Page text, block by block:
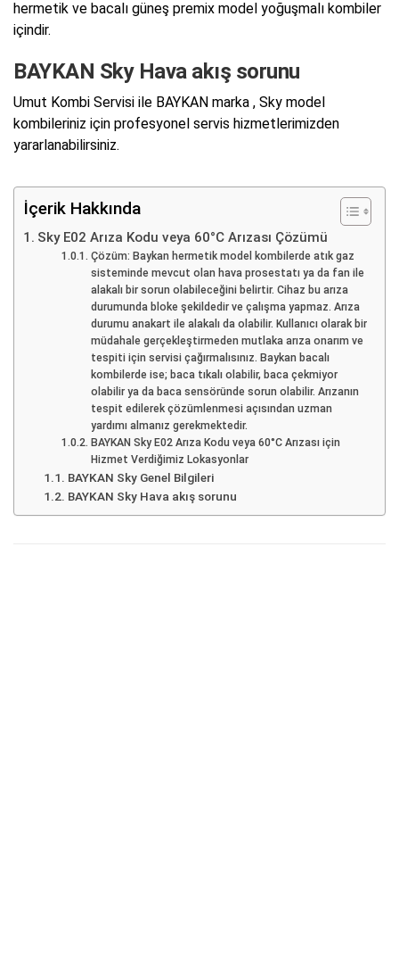
hermetik ve bacalı güneş premix model yoğuşmalı kombiler
içindir.
BAYKAN Sky Hava akış sorunu
Umut Kombi Servisi ile BAYKAN marka , Sky model
kombileriniz için profesyonel servis hizmetlerimizden
yararlanabilirsiniz.
İçerik Hakkında
Sky E02 Arıza Kodu veya 60°C Arızası Çözümü
Çözüm: Baykan hermetik model kombilerde atık gaz
sisteminde mevcut olan hava prosestatı ya da fan ile
alakalı bir sorun olabileceğini belirtir. Cihaz bu arıza
durumunda bloke şekildedir ve çalışma yapmaz. Arıza
durumu anakart ile alakalı da olabilir. Kullanıcı olarak bir
müdahale gerçekleştirmeden mutlaka arıza onarım ve
tespiti için servisi çağırmalısınız. Baykan bacalı
kombilerde ise; baca tıkalı olabilir, baca çekmiyor
olabilir ya da baca sensöründe sorun olabilir. Arızanın
tespit edilerek çözümlenmesi açısından uzman
yardımı almanız gerekmektedir.
BAYKAN Sky E02 Arıza Kodu veya 60°C Arızası için
Hizmet Verdiğimiz Lokasyonlar
BAYKAN Sky Genel Bilgileri
BAYKAN Sky Hava akış sorunu